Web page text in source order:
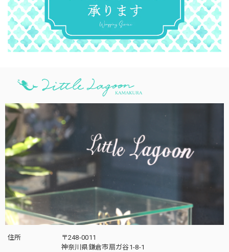
住所
〒248-0011
神奈川県鎌倉市扇ガ谷1-8-1